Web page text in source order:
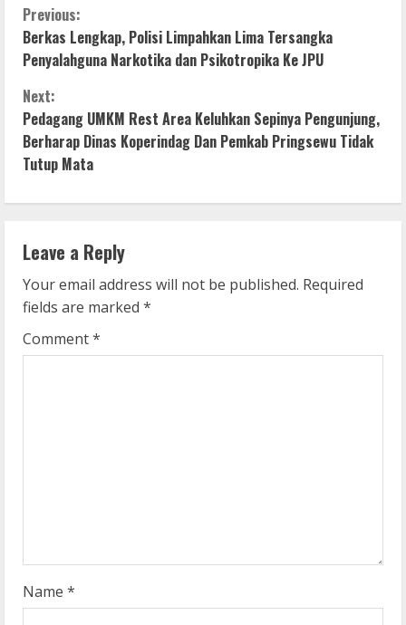
C
o
n
t
i
n
u
e
R
e
g
Previous:
Berkas Lengkap, Polisi Limpahkan Lima Tersangka
Penyalahguna Narkotika dan Psikotropika Ke JPU
Next:
Pedagang UMKM Rest Area Keluhkan Sepinya Pengunjung,
Berharap Dinas Koperindag Dan Pemkab Pringsewu Tidak
Tutup Mata
Leave a Reply
Your email address will not be published. Required
fields are marked *
Comment*
Name *